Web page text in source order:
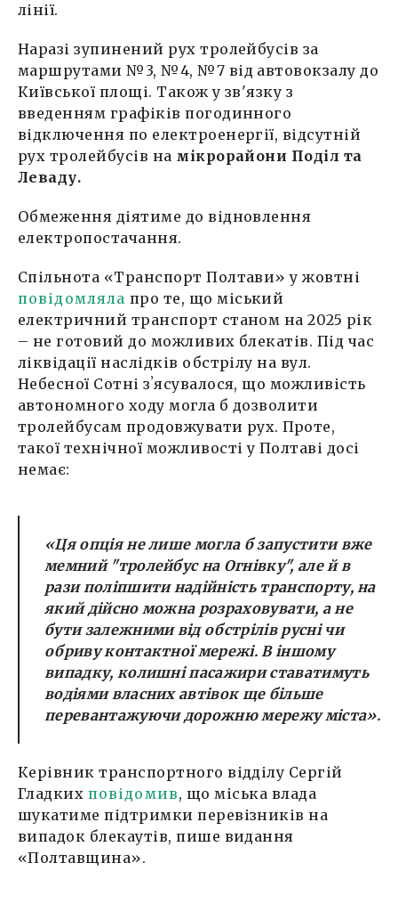
лінії.
Наразі зупинений рух тролейбусів за
маршрутами №3, №4, №7 від автовокзалу до
Київської площі. Також у зв'язку з
введенням графіків погодинного
відключення по електроенергії, відсутній
рух тролейбусів на мікрорайони Поділ та
Леваду.
Обмеження діятиме до відновлення
електропостачання.
Спільнота «Транспорт Полтави» у жовтні
повідомляла про те, що міський
електричний транспорт станом на 2025 рік
– не готовий до можливих блекатів. Під час
ліквідації наслідків обстрілу на вул.
Небесної Сотні зʼясувалося, що можливість
автономного ходу могла б дозволити
тролейбусам продовжувати рух. Проте,
такої технічної можливості у Полтаві досі
немає:
«Ця опція не лише могла б запустити вже
мемний "тролейбус на Огнівку", але й в
рази поліпшити надійність транспорту, на
який дійсно можна розраховувати, а не
бути залежними від обстрілів русні чи
обриву контактної мережі. В іншому
випадку, колишні пасажири ставатимуть
водіями власних автівок ще більше
перевантажуючи дорожню мережу міста».
Керівник транспортного відділу Сергій
Гладких повідомив, що міська влада
шукатиме підтримки перевізників на
випадок блекаутів, пише видання
«Полтавщина».